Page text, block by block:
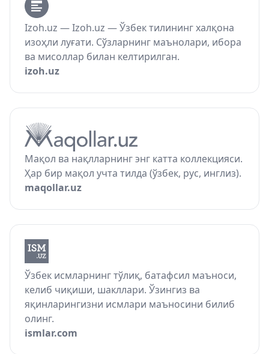
Izoh.uz — Izoh.uz — Ўзбек тилининг халқона
изоҳли луғати. Сўзларнинг маънолари, ибора
ва мисоллар билан келтирилган.
izoh.uz
Мақол ва нақлларнинг энг катта коллекцияси.
Ҳар бир мақол учта тилда (ўзбек, рус, инглиз).
maqollar.uz
Ўзбек исмларнинг тўлиқ, батафсил маъноси,
келиб чиқиши, шакллари. Ўзингиз ва
яқинларингизни исмлари маъносини билиб
олинг.
ismlar.com